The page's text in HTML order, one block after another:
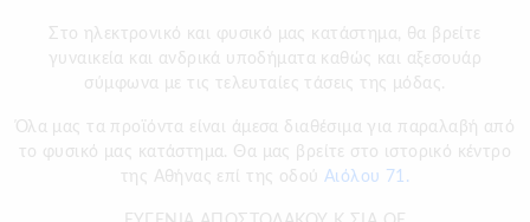
Στο ηλεκτρονικό και φυσικό μας κατάστημα, θα βρείτε
γυναικεία και ανδρικά υποδήματα καθώς και αξεσουάρ
σύμφωνα με τις τελευταίες τάσεις της μόδας.
Όλα μας τα προϊόντα είναι άμεσα διαθέσιμα για παραλαβή από
το φυσικό μας κατάστημα. Θα μας βρείτε στο ιστορικό κέντρο
της Αθήνας επί της οδού Αιόλου 71.